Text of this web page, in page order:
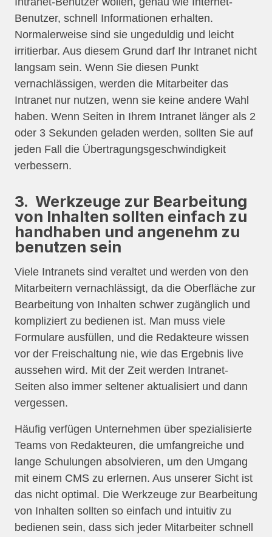
Benutzer, schnell Informationen erhalten.
Normalerweise sind sie ungeduldig und leicht
irritierbar. Aus diesem Grund darf Ihr Intranet nicht
langsam sein. Wenn Sie diesen Punkt
vernachlässigen, werden die Mitarbeiter das
Intranet nur nutzen, wenn sie keine andere Wahl
haben. Wenn Seiten in Ihrem Intranet länger als 2
oder 3 Sekunden geladen werden, sollten Sie auf
jeden Fall die Übertragungsgeschwindigkeit
verbessern.
3. Werkzeuge zur Bearbeitung
von Inhalten sollten einfach zu
handhaben und angenehm zu
benutzen sein
Viele Intranets sind veraltet und werden von den
Mitarbeitern vernachlässigt, da die Oberfläche zur
Bearbeitung von Inhalten schwer zugänglich und
kompliziert zu bedienen ist. Man muss viele
Formulare ausfüllen, und die Redakteure wissen
vor der Freischaltung nie, wie das Ergebnis live
aussehen wird. Mit der Zeit werden Intranet-
Seiten also immer seltener aktualisiert und dann
vergessen.
Häufig verfügen Unternehmen über spezialisierte
Teams von Redakteuren, die umfangreiche und
lange Schulungen absolvieren, um den Umgang
mit einem CMS zu erlernen. Aus unserer Sicht ist
das nicht optimal. Die Werkzeuge zur Bearbeitung
von Inhalten sollten so einfach und intuitiv zu
bedienen sein, dass sich jeder Mitarbeiter schnell